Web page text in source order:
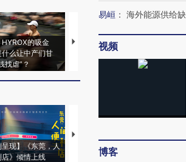
的吸金
什么让中产们甘
找虐”？
马航飞行员跨国走私7万
粒摇头丸 尿检体内含3种
育
呈现】《东莞，人
店》倾情上线
【推广】走进第四届链博
会，让数智科技“链”接产
易峘 ： 海外能源供给
视频
博客